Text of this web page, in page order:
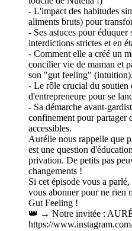
- L'impact des habitudes
aliments bruts) pour
- Ses astuces pour éduquer
interdictions strictes et en
- Comment elle a créé un
concilier vie de maman et
son "gut feeling" (intuition).
- Le rôle crucial du soutien
d'entrepreneure pour se
- Sa démarche avant-
confinement pour partager
accessibles.
Aurélie nous rappelle que
est une question
privation. De petits pas
changements !
Si cet épisode vous a
vous abonner pour ne rien
Gut Feeling !
👑 → Notre invitée :
https://